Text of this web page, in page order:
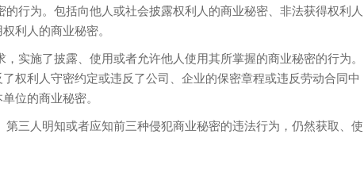
为。包括向他人或社会披露权利人的商业秘密、非法获得权利人
利人的商业秘密。
施了披露、使用或者允许他人使用其所掌握的商业秘密的行为。
权利人守密约定或违反了公司、企业的保密章程或违反劳动合同中
位的商业秘密。
人明知或者应知前三种侵犯商业秘密的违法行为，仍然获取、使